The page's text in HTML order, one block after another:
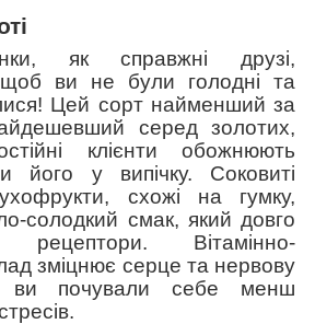
як справжні друзі,
щоб ви не були голодні та
Цей сорт найменший за
серед золотих,
клієнти обожнюють
його у випічку. Соковиті
схожі на гумку,
солодкий смак, який довго
Вітамінно-
зміцнює серце та нервову
ви почували себе менш